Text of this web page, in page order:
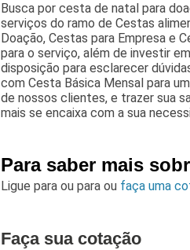
Busca por cesta de natal para
serviços do ramo de Cestas
Doação, Cestas para Empresa e
para o serviço, além de investir
disposição para esclarecer
com Cesta Básica Mensal para
de nossos clientes, e trazer sua
mais se encaixa com a sua
Para saber mais
Ligue paraou paraou faça uma
Faça sua cotação